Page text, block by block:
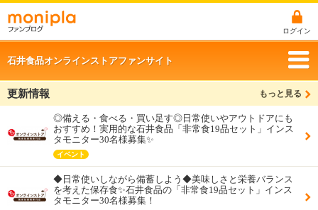
ログイン
石井食品オンラインストアファンサイト
更新情報 もっと見る
◎備える・食べる・買い足す◎日常使いやアウトドアにも
おすすめ！実用的な石井食品「非常食19品セット」インス
タモニター30名様募集✨
イベント
◆日常使いしながら備蓄しよう◆美味しさと栄養バランス
を考えた保存食✨石井食品の「非常食19品セット」インス
タモニター30名様募集！